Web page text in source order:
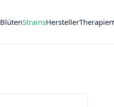
BlütenStrainsHerstellerTherapien